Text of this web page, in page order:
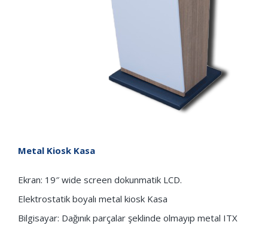
Metal Kiosk Kasa
Ekran: 19″ wide screen dokunmatik LCD.
Elektrostatik boyalı metal kiosk Kasa
Bilgisayar: Dağınık parçalar şeklinde olmayıp metal ITX